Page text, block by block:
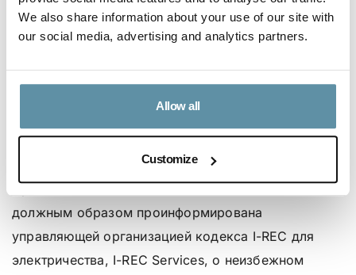
We also share information about your use of our site with
our social media, advertising and analytics partners.
Allow all
Customize
ограничения на использование своих продуктов и
услуг в Российской Федерации, либо в
соответствии с санкционным законодательством,
основные элементы, необходимые для работы I-
REC для электричества в Российской Федерации.
Организация I-REC Standard Foundation была
должным образом проинформирована
управляющей организацией кодекса I-REC для
электричества, I-REC Services, о неизбежном